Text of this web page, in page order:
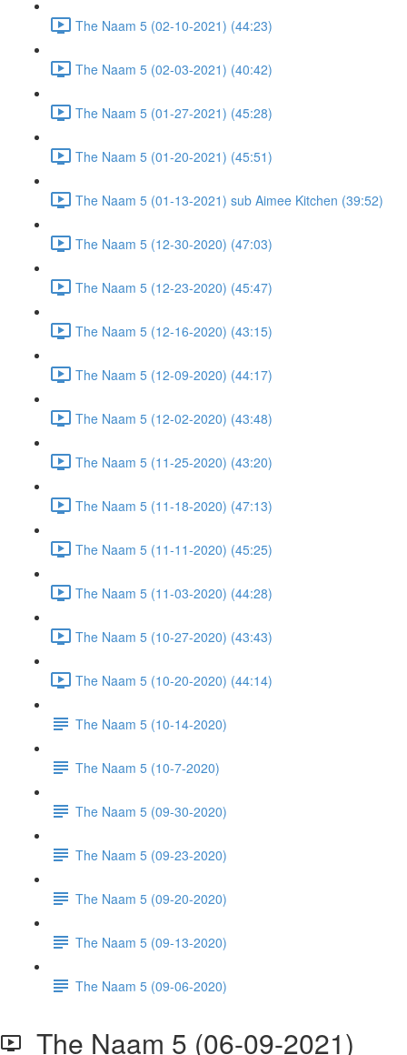
The Naam 5 (02-10-2021) (44:23)
The Naam 5 (02-03-2021) (40:42)
The Naam 5 (01-27-2021) (45:28)
The Naam 5 (01-20-2021) (45:51)
The Naam 5 (01-13-2021) sub Aimee Kitchen (39:52)
The Naam 5 (12-30-2020) (47:03)
The Naam 5 (12-23-2020) (45:47)
The Naam 5 (12-16-2020) (43:15)
The Naam 5 (12-09-2020) (44:17)
The Naam 5 (12-02-2020) (43:48)
The Naam 5 (11-25-2020) (43:20)
The Naam 5 (11-18-2020) (47:13)
The Naam 5 (11-11-2020) (45:25)
The Naam 5 (11-03-2020) (44:28)
The Naam 5 (10-27-2020) (43:43)
The Naam 5 (10-20-2020) (44:14)
The Naam 5 (10-14-2020)
The Naam 5 (10-7-2020)
The Naam 5 (09-30-2020)
The Naam 5 (09-23-2020)
The Naam 5 (09-20-2020)
The Naam 5 (09-13-2020)
The Naam 5 (09-06-2020)
The Naam 5 (06-09-2021)